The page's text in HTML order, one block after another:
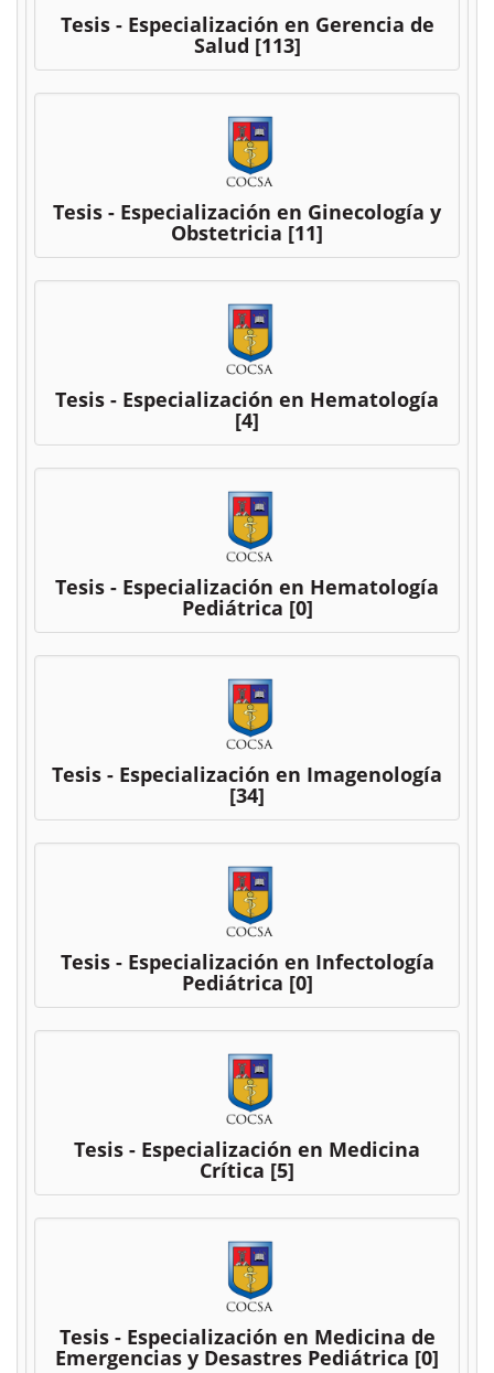
Tesis - Especialización en Gerencia de
Salud [113]
Tesis - Especialización en Ginecología y
Obstetricia [11]
Tesis - Especialización en Hematología
[4]
Tesis - Especialización en Hematología
Pediátrica [0]
Tesis - Especialización en Imagenología
[34]
Tesis - Especialización en Infectología
Pediátrica [0]
Tesis - Especialización en Medicina
Crítica [5]
Tesis - Especialización en Medicina de
Emergencias y Desastres Pediátrica [0]